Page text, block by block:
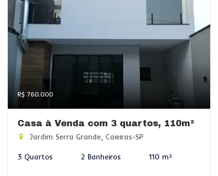
R$ 760.000
Casa à Venda com 3 quartos, 110m²
Jardim Serra Grande, Caieiras-SP
3 Quartos 2 Banheiros 110 m²